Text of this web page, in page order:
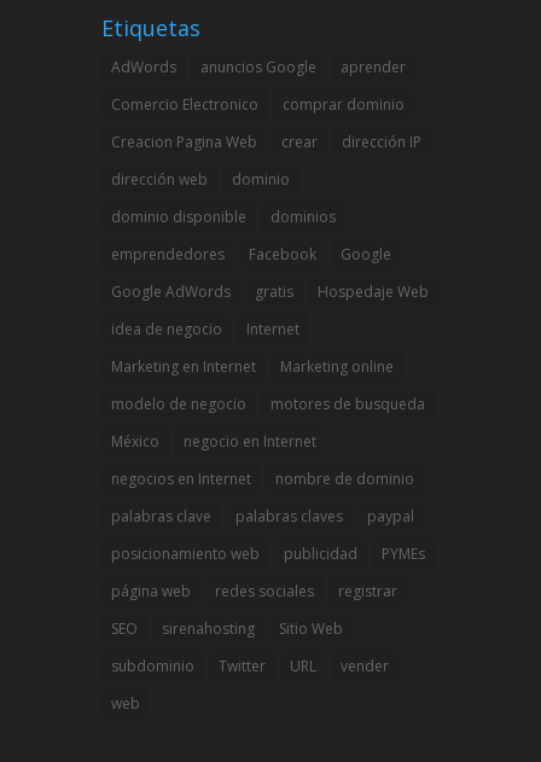
Etiquetas
AdWords anuncios Google
aprender
Comercio Electronico
comprar dominio
Creacion Pagina Web
crear
dirección IP
dirección web
dominio
dominio disponible
dominios
emprendedores
Facebook
Google
Google AdWords
gratis
Hospedaje Web
idea de negocio
Internet
Marketing en Internet
Marketing online
modelo de negocio
motores de busqueda
México
negocio en Internet
negocios en Internet
nombre de dominio
palabras clave
palabras claves
paypal
posicionamiento web
publicidad
PYMEs
página web
redes sociales
registrar
SEO
sirenahosting
Sitio Web
subdominio
Twitter URL
vender
web